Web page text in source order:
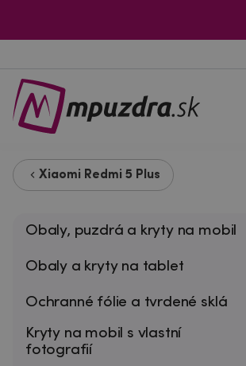
Xiaomi Redmi 5 Plus
Obaly, puzdrá a kryty na mobil
Obaly a kryty na tablet
Ochranné fólie a tvrdené sklá
Kryty na mobil s vlastní
fotografií